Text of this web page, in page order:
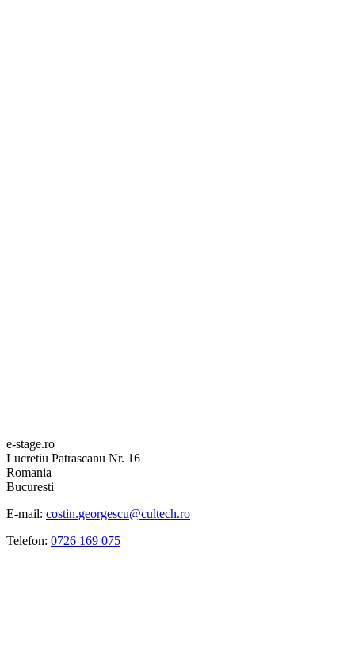
e-stage.ro
Lucretiu Patrascanu Nr. 16
Romania
Bucuresti
E-mail: costin.georgescu@cultech.ro
Telefon: 0726 169 075